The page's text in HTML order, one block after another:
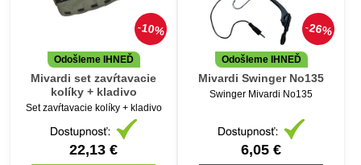
10%
Odošleme IHNEĎ
Mivardi set zavŕtavacie
kolíky + kladivo
Set zavŕtavacie kolíky + kladivo
22,13 €
26%
Odošleme IHNEĎ
Mivardi Swinger No135
Swinger Mivardi No135
6,05 €